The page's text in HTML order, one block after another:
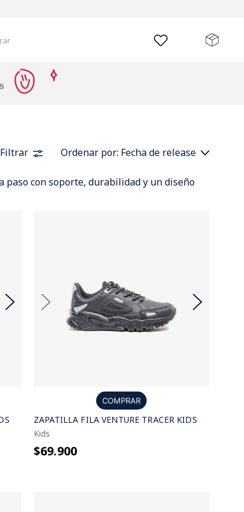
Filtrar Ordenar por Fecha de release
paso con soporte, durabilidad y un diseño
COMPRAR
ZAPATILLA FILA VENTURE TRACER KIDS
Kids
$69.900